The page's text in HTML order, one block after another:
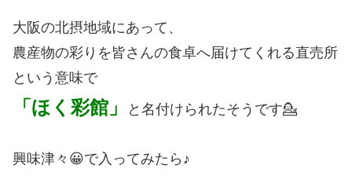
大阪の北摂地域にあって、
農産物の彩りを皆さんの食卓へ届けてくれる直売所
という意味で
「ほく彩館」 と名付けられたそうです💁
興味津々😀で入ってみたら♪